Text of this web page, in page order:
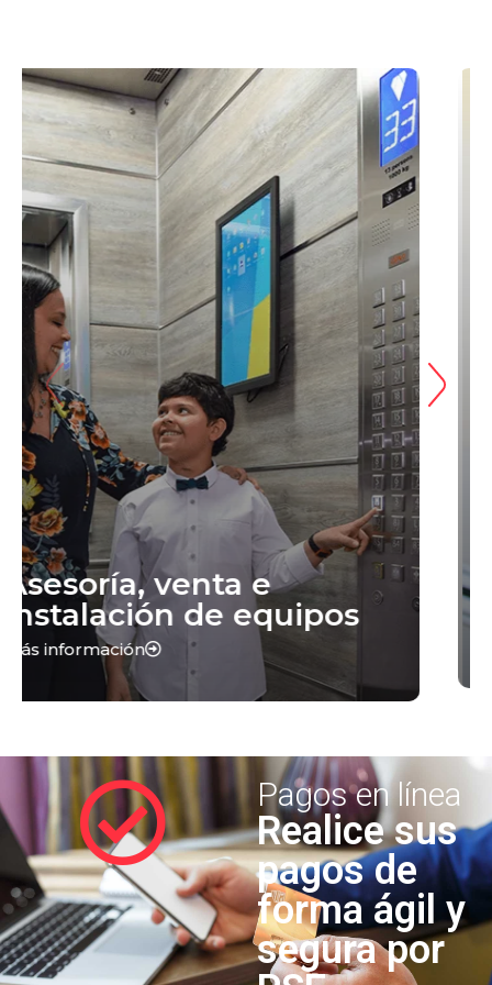
Servicio multimarca
Más información
Pagos en línea
Realice sus
pagos de
forma ágil y
segura por